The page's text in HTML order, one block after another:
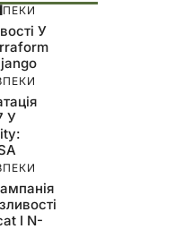
У
У
І N-